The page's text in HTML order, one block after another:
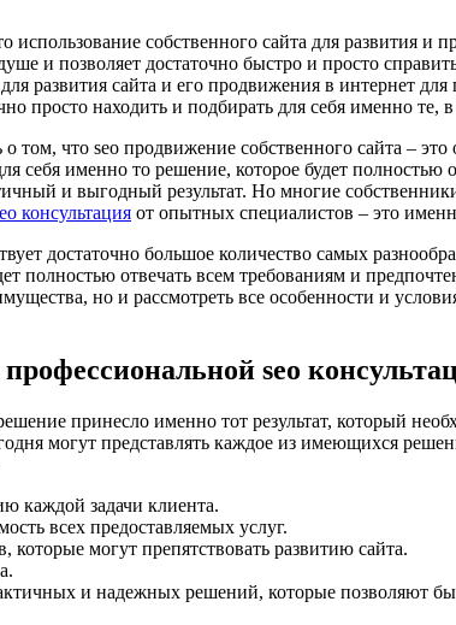
собственного сайта для развития
и позволяет достаточно быстро и просто
развития сайта и его продвижения в интернет
просто находить и подбирать для себя именно те, в
том, что seo продвижение собственного сайта –
себя именно то решение, которое будет
и выгодный результат. Но многие
консультация от опытных специалистов – это
достаточно большое количество самых
полностью отвечать всем требованиям и
но и рассмотреть все особенности и
seo
принесло именно тот результат, который
могут представлять каждое из имеющихся
каждой задачи клиента.
всех предоставляемых услуг.
могут препятствовать развитию сайта.
и надежных решений, которые позволяют